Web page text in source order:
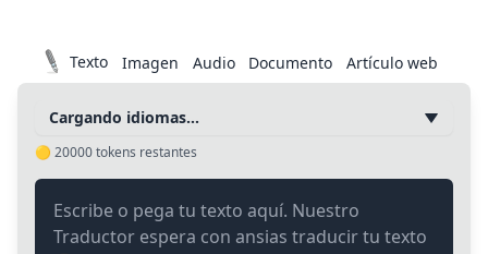
Texto Imagen Audio Documento Artículo web
Cargando idiomas…
🟡 20000tokens restantes